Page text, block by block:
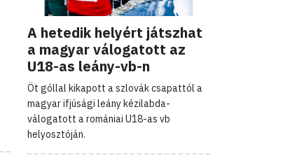
A hetedik helyért játszhat
a magyar válogatott az
U18-as leány-vb-n
Öt góllal kikapott a szlovák csapattól a
magyar ifjúsági leány kézilabda-
válogatott a romániai U18-as vb
helyosztóján.